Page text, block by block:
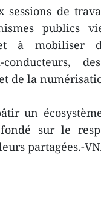
sessions de
publics
à mobiliser
de la
un
sur le
partagées.-